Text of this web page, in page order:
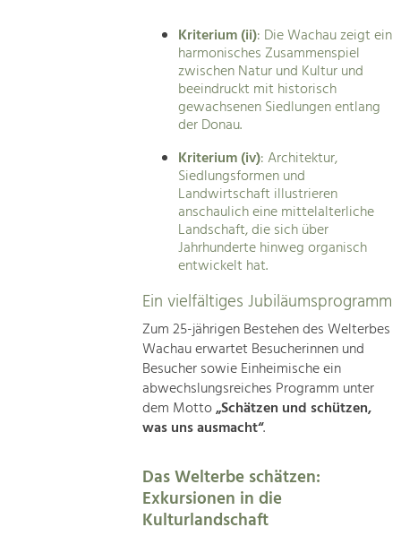
Kriterium (ii): Die Wachau zeigt ein
harmonisches Zusammenspiel
zwischen Natur und Kultur und
beeindruckt mit historisch
gewachsenen Siedlungen entlang
der Donau.
Kriterium (iv): Architektur,
Siedlungsformen und
Landwirtschaft illustrieren
anschaulich eine mittelalterliche
Landschaft, die sich über
Jahrhunderte hinweg organisch
entwickelt hat.
Ein vielfältiges Jubiläumsprogramm
Zum 25-jährigen Bestehen des Welterbes
Wachau erwartet Besucherinnen und
Besucher sowie Einheimische ein
abwechslungsreiches Programm unter
dem Motto„Schätzen und schützen,
was uns ausmacht“.
Das Welterbe schätzen:
Exkursionen in die
Kulturlandschaft